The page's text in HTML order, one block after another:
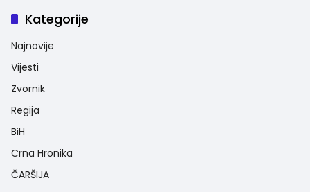
Kategorije
Najnovije
Vijesti
Zvornik
Regija
BiH
Crna Hronika
ČARŠIJA